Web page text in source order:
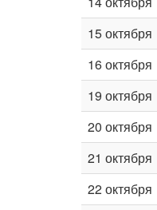
15 октября
16 октября
19 октября
20 октября
21 октября
22 октября